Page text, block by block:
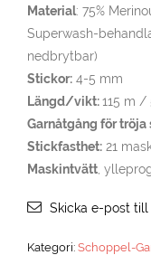
Material: 75%
Superwash-
nedbrytbar)
Stickor: 4-5 mm
Längd/vikt:115 m /
Garnåtgång för tröja
Stickfasthet: 21
Maskintvätt ,
Skicka e-post till
Kategori: Schoppel-